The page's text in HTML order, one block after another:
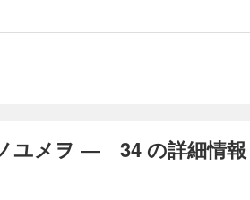
場に戻ってきた明希子28歳。今の自分に何がで
ヲ ― 46
ユメヲ ― 34 の詳細情報